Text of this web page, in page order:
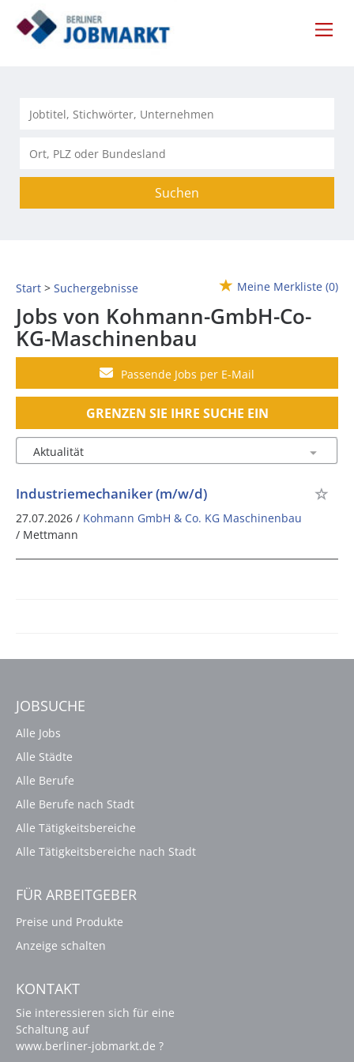
Suchen
Start Suchergebnisse Meine Merkliste (0)
Jobs von Kohmann-GmbH-Co-
KG-Maschinenbau
Passende Jobs per E-Mail
GRENZEN SIE IHRE SUCHE EIN
Industriemechaniker (m/w/d)
27.07.2026 / Kohmann GmbH & Co. KG Maschinenbau
/ Mettmann
JOBSUCHE
Alle Jobs
Alle Städte
Alle Berufe
Alle Berufe nach Stadt
Alle Tätigkeitsbereiche
Alle Tätigkeitsbereiche nach Stadt
FÜR ARBEITGEBER
Preise und Produkte
Anzeige schalten
KONTAKT
Sie interessieren sich für eine
Schaltung auf
www.berliner-jobmarkt.de ?